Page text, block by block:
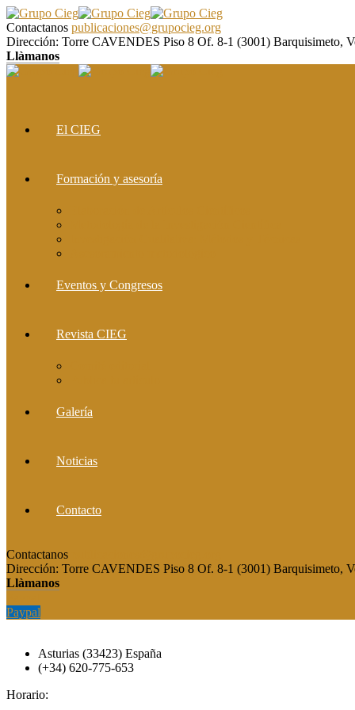
Contactanos publicaciones@grupocieg.org
Dirección: Torre CAVENDES Piso 8 Of. 8-1 (3001) Barquisimeto,
Llàmanos
El CIEG
Formación y asesoría
Eventos y Congresos
Revista CIEG
Galería
Noticias
Contacto
Contactanos
Dirección: Torre CAVENDES Piso 8 Of. 8-1 (3001) Barquisimeto,
Llàmanos
Paypal
Asturias (33423) España
(+34) 620-775-653
Horario: